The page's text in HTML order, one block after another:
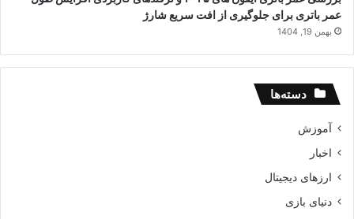
عمر باتری برای جلوگیری از افت سریع شارژ
بهمن 19, 1404
دسته‌ها
آموزش
اخبار
ارزهای دیجیتال
دنیای بازی